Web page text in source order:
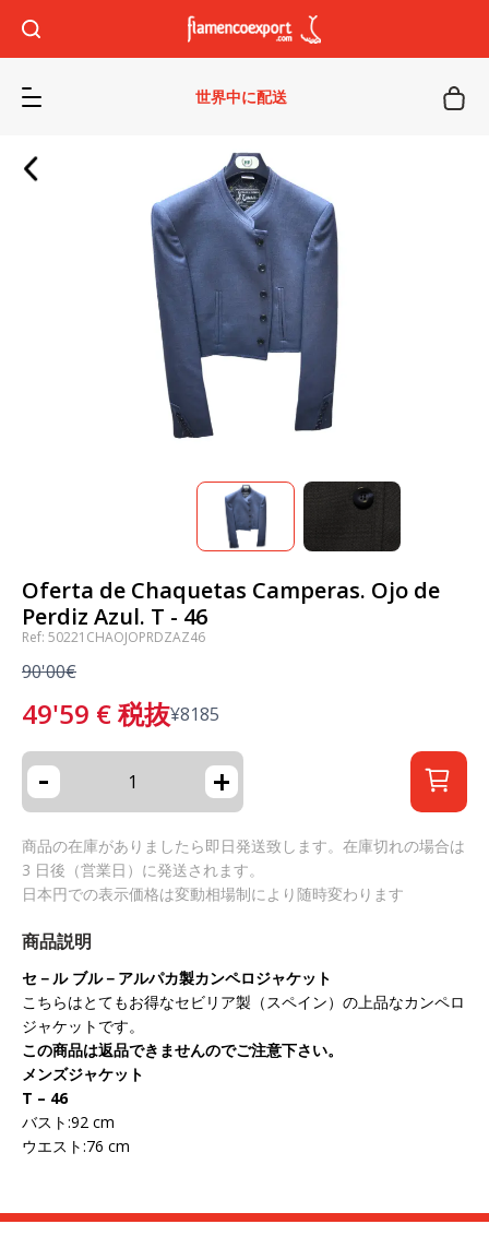
世界中に配送
Oferta de Chaquetas Camperas. Ojo de
Perdiz Azul. T - 46
Ref: 50221CHAOJOPRDZAZ46
90'00€
49'59 €税抜¥8185
- +
商品の在庫がありましたら即日発送致します。在庫切れの場合は
3 日後（営業日）に発送されます。
日本円での表示価格は変動相場制により随時変わります
商品説明
セ－ルブル－アルパカ製カンペロジャケット
こちらはとてもお得なセビリア製（スペイン）の上品なカンペロ
ジャケットです。
この商品は返品できませんのでご注意下さい。
メンズジャケット
T – 46
バスト:92 cm
ウエスト:76 cm